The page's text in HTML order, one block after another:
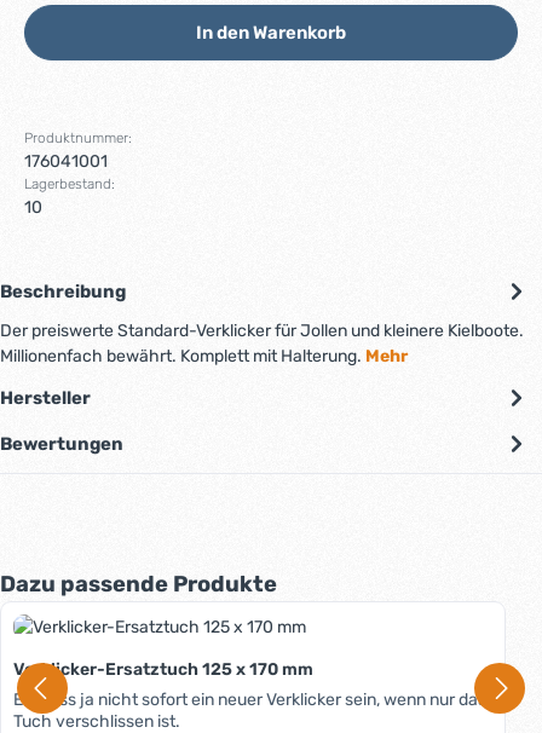
In den Warenkorb
Produktnummer:
176041001
Lagerbestand:
10
Beschreibung
Der preiswerte Standard-Verklicker für Jollen und kleinere Kielboote.
Millionenfach bewährt. Komplett mit Halterung. Mehr
Hersteller
Bewertungen
Produktgalerie überspringen
Dazu passende Produkte
Verklicker-Ersatztuch 125 x 170 mm
Es muss ja nicht sofort ein neuer Verklicker sein, wenn nur das
Tuch verschlissen ist.